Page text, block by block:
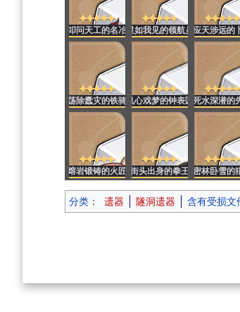
叩问天工的名冶 星如我见的领航员 应天涉远的
荡除蠹灾的铁骑 机心戏梦的钟表匠 死水深潜的
熔岩锻铸的火匠 街头出身的拳王 密林卧雪的
分类 ： 遗器 隧洞遗器 含有受损文